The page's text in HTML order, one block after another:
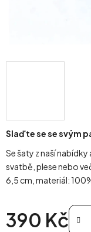
Slaďte se se svým
Se šaty z naší
svatbě, plese nebo
6,5 cm, materiál:
390 Kč